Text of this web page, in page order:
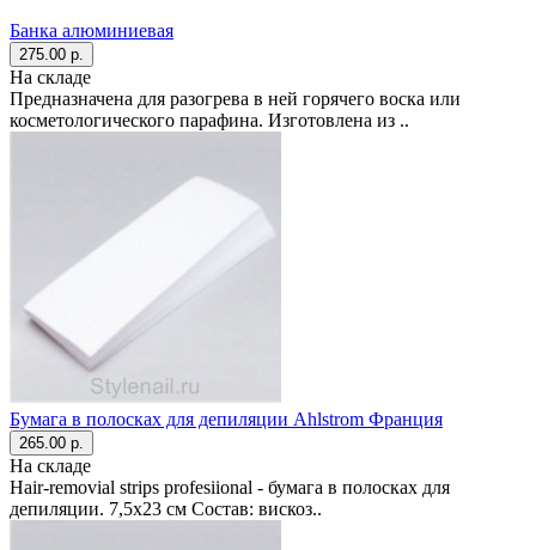
Банка алюминиевая
275.00 р.
На складе
Предназначена для разогрева в ней горячего воска или
косметологического парафина. Изготовлена из ..
Бумага в полосках для депиляции Ahlstrom Франция
265.00 р.
На складе
Hair-removial strips profesiional - бумага в полосках для
депиляции. 7,5х23 см Состав: вискоз..